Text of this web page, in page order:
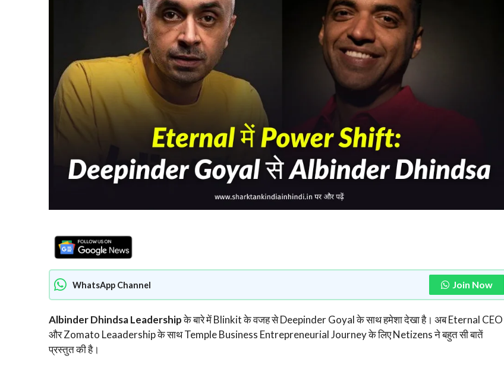
WhatsApp Channel Join Now
Albinder Dhindsa Leadershipके बारे में Blinkit के वजह से Deepinder Goyal के साथ हमेशा देखा है। अब Eternal CEO
और Zomato Leaadership के साथ Temple Business Entrepreneurial Journey के लिए Netizens ने बहुत सी बातें
प्रस्तुत की है।